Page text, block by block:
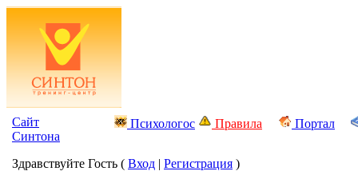
Сайт
Синтона
Психологос Правила Портал
Здравствуйте Гость ( Вход | Регистрация )